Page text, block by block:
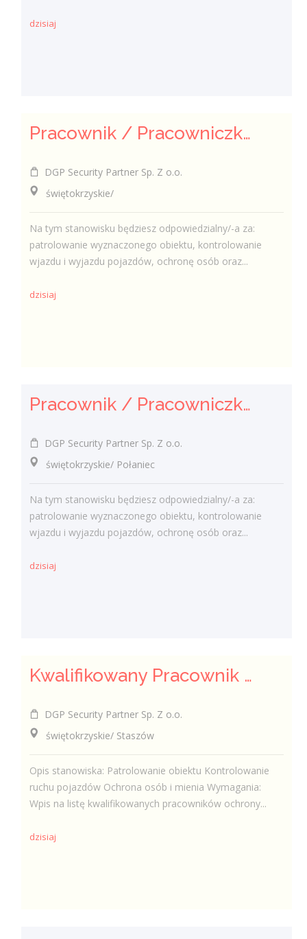
dzisiaj
Pracownik / Pracowniczka Ochrony z Pozwoleniem na Broń
DGP Security Partner Sp. Z o.o.
świętokrzyskie/
Na tym stanowisku będziesz odpowiedzialny/-a za:
patrolowanie wyznaczonego obiektu, kontrolowanie
wjazdu i wyjazdu pojazdów, ochronę osób oraz...
dzisiaj
Pracownik / Pracowniczka Ochrony z Pozwoleniem na Broń
DGP Security Partner Sp. Z o.o.
świętokrzyskie/ Połaniec
Na tym stanowisku będziesz odpowiedzialny/-a za:
patrolowanie wyznaczonego obiektu, kontrolowanie
wjazdu i wyjazdu pojazdów, ochronę osób oraz...
dzisiaj
Kwalifikowany Pracownik Ochrony z Pozwoleniem na Broń (K/M)
DGP Security Partner Sp. Z o.o.
świętokrzyskie/ Staszów
Opis stanowiska: Patrolowanie obiektu Kontrolowanie
ruchu pojazdów Ochrona osób i mienia Wymagania:
Wpis na listę kwalifikowanych pracowników ochrony...
dzisiaj